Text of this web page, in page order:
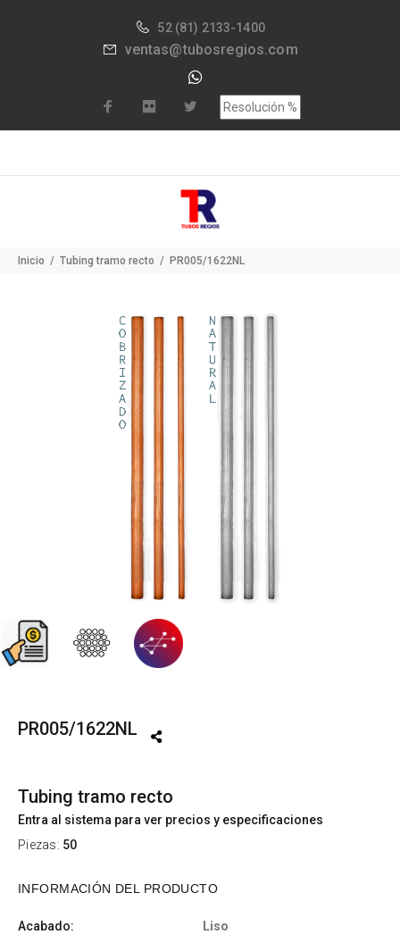
52 (81) 2133-1400
ventas@tubosregios.com
Inicio Tubing tramo recto PR005/1622NL
PR005/1622NL
Tubing tramo recto
Entra al sistema para ver precios y especificaciones
Piezas: 50
INFORMACIÓN DEL PRODUCTO
Acabado:
Liso